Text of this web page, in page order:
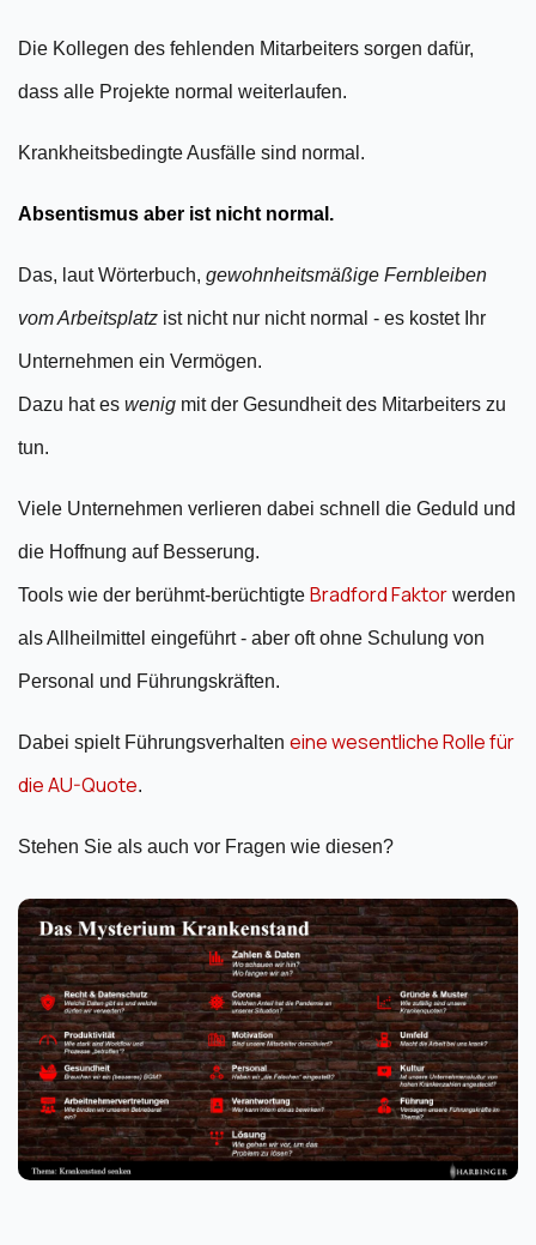
Die Kollegen des fehlenden Mitarbeiters sorgen dafür,
dass alle Projekte normal weiterlaufen.
Krankheitsbedingte Ausfälle sind normal.
Absentismus aber ist nicht normal.
Das, laut Wörterbuch, gewohnheitsmäßige Fernbleiben
vom Arbeitsplatz ist nicht nur nicht normal - es kostet Ihr
Unternehmen ein Vermögen.
Dazu hat es wenig mit der Gesundheit des Mitarbeiters zu
tun.
Viele Unternehmen verlieren dabei schnell die Geduld und
die Hoffnung auf Besserung.
Tools wie der berühmt-berüchtigte Bradford Faktor werden
als Allheilmittel eingeführt - aber oft ohne Schulung von
Personal und Führungskräften.
Dabei spielt Führungsverhalten eine wesentliche Rolle für
die AU-Quote.
Stehen Sie als auch vor Fragen wie diesen?